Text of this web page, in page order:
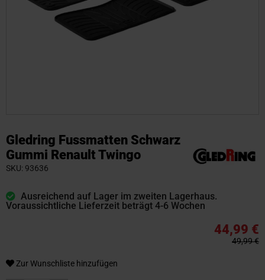
Gledring Fussmatten Schwarz
Gummi Renault Twingo
SKU 93636
Ausreichend auf Lager im zweiten Lagerhaus.
Voraussichtliche Lieferzeit beträgt 4-6 Wochen
49,99 €
44,99 €
Zur Wunschliste hinzufügen
Anfang
der
Bildgalerie